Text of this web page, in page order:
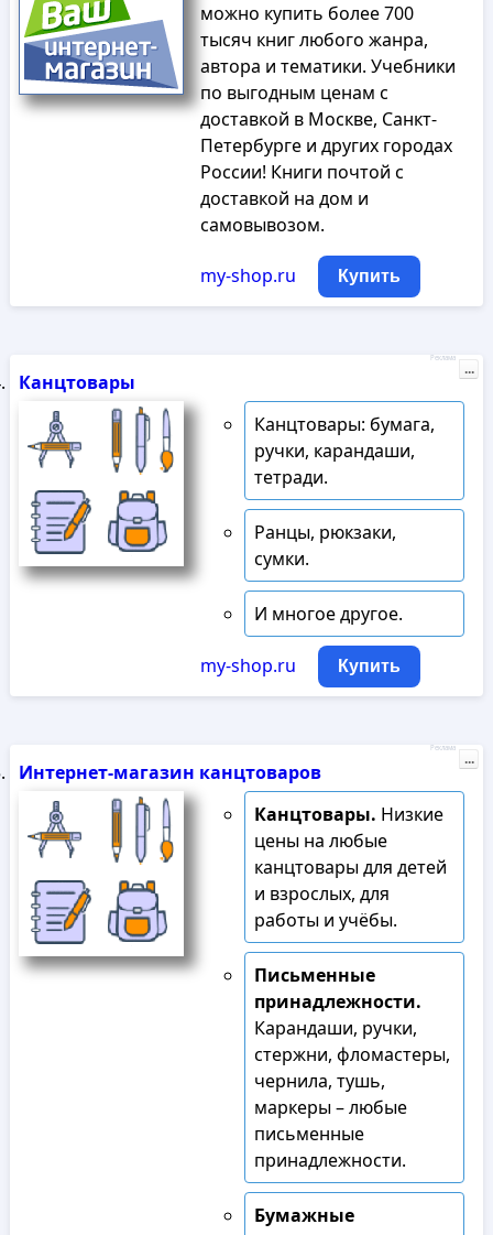
можно купить более 700
тысяч книг любого жанра,
автора и тематики. Учебники
по выгодным ценам с
доставкой в Москве, Санкт-
Петербурге и других городах
России! Книги почтой с
доставкой на дом и
самовывозом.
my-shop.ru Купить
Канцтовары
Канцтовары: бумага,
ручки, карандаши,
тетради.
Ранцы, рюкзаки,
сумки.
И многое другое.
my-shop.ru Купить
Реклама
...
Интернет-магазин канцтоваров
Канцтовары. Низкие
цены на любые
канцтовары для детей
и взрослых, для
работы и учёбы.
Письменные
принадлежности.
Карандаши, ручки,
стержни, фломастеры,
чернила, тушь,
маркеры – любые
письменные
принадлежности.
Бумажные
Реклама
...